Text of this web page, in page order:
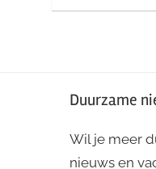
Duurzame
Wil je meer
nieuws en